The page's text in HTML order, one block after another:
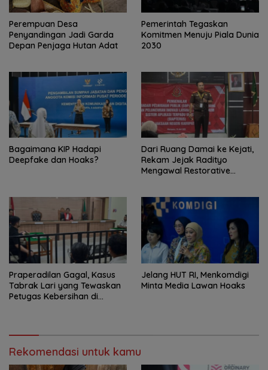
Perempuan Desa
Penyandingan Jadi Garda
Depan Penjaga Hutan Adat
Pemerintah Tegaskan
Komitmen Menuju Piala Dunia
2030
Bagaimana KIP Hadapi
Deepfake dan Hoaks?
Dari Ruang Damai ke Kejati,
Rekam Jejak Radityo
Mengawal Restorative
Praperadilan Gagal, Kasus
Tabrak Lari yang Tewaskan
Petugas Kebersihan di
Jelang HUT RI, Menkomdigi
Minta Media Lawan Hoaks
Rekomendasi untuk kamu